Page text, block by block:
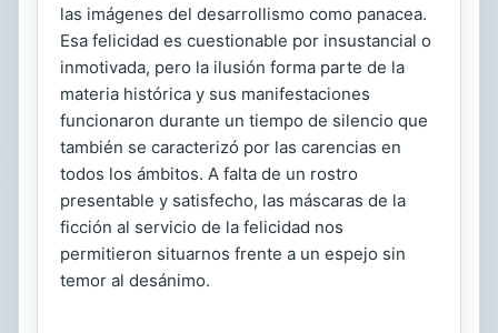
las imágenes del desarrollismo como panacea.
Esa felicidad es cuestionable por insustancial o
inmotivada, pero la ilusión forma parte de la
materia histórica y sus manifestaciones
funcionaron durante un tiempo de silencio que
también se caracterizó por las carencias en
todos los ámbitos. A falta de un rostro
presentable y satisfecho, las máscaras de la
ficción al servicio de la felicidad nos
permitieron situarnos frente a un espejo sin
temor al desánimo.